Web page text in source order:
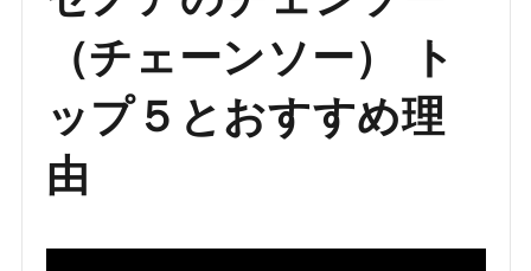
（チェーンソー） ト
ップ５とおすすめ理
由